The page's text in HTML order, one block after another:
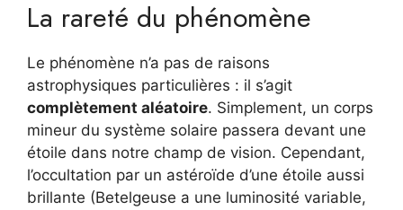
La rareté du phénomène
Le phénomène n’a pas de raisons
astrophysiques particulières : il s’agit
complètement aléatoire. Simplement, un corps
mineur du système solaire passera devant une
étoile dans notre champ de vision. Cependant,
l’occultation par un astéroïde d’une étoile aussi
brillante (Betelgeuse a une luminosité variable,